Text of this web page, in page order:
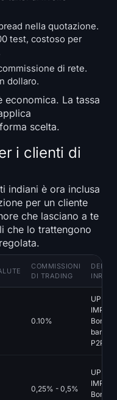
nella quotazione.
test, costoso per
di rete.
dollaro.
economica. La tassa
scelta.
i clienti di
indiani è ora inclusa
per un cliente
che lasciano a te
che lo trattengono
COMMISSIONI
DI TRADING
INR
0.10%
UPI,
IMPS,
P2P
0,25% - 0,5%
UPI,
IMPS,